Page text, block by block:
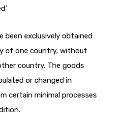
been exclusively obtained
of one country, without
country. The goods
or changed in
certain minimal processes